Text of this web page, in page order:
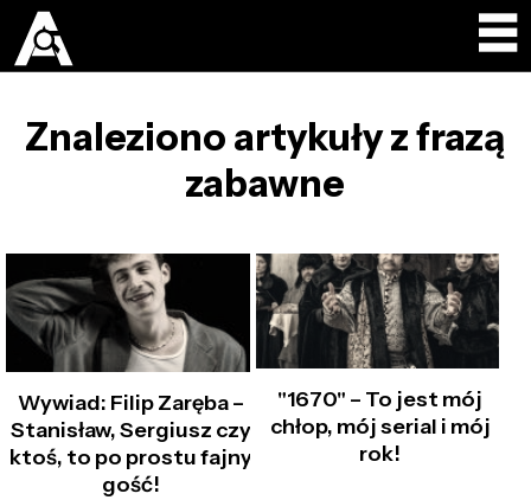
Znaleziono artykuły z frazą
zabawne
Wywiad: Filip Zaręba –
Stanisław, Sergiusz czy
ktoś, to po prostu fajny
gość!
"1670" – To jest mój
chłop, mój serial i mój
rok!